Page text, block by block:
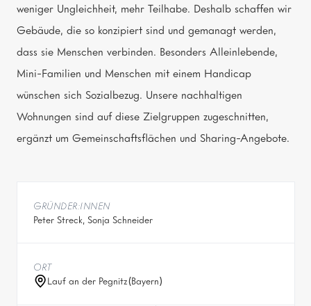
weniger Ungleichheit, mehr Teilhabe. Deshalb schaffen wir
Gebäude, die so konzipiert sind und gemanagt werden,
dass sie Menschen verbinden. Besonders Alleinlebende,
Mini-Familien und Menschen mit einem Handicap
wünschen sich Sozialbezug. Unsere nachhaltigen
Wohnungen sind auf diese Zielgruppen zugeschnitten,
ergänzt um Gemeinschaftsflächen und Sharing-Angebote.
GRÜNDER:INNEN
Peter Streck, Sonja Schneider
ORT
Lauf an der Pegnitz(Bayern)